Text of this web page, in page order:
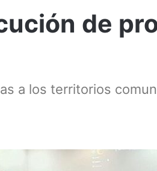
de
a los territorios